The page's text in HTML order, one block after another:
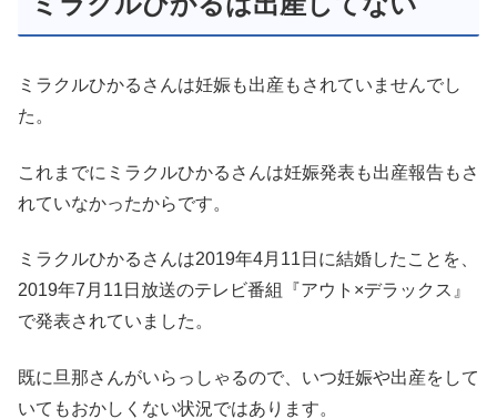
ミラクルひかるさんは妊娠も出産もされていませんでし
た。
これまでにミラクルひかるさんは妊娠発表も出産報告もさ
れていなかったからです。
ミラクルひかるさんは2019年4月11日に結婚したことを、
2019年7月11日放送のテレビ番組『アウト×デラックス』
で発表されていました。
既に旦那さんがいらっしゃるので、いつ妊娠や出産をして
いてもおかしくない状況ではあります。